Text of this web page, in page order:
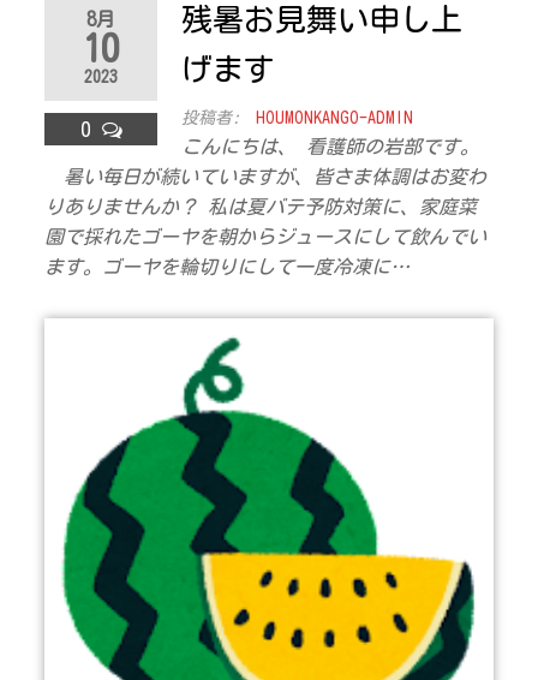
ラ
8月
10
2023
0
残暑お見舞い申し上
げます
投稿者: HOUMONKANGO-ADMIN
こんにちは、 看護師の岩部です。
暑い毎日が続いていますが、皆さま体調はお変わ
りありませんか？ 私は夏バテ予防対策に、家庭菜
園で採れたゴーヤを朝からジュースにして飲んでい
ます。ゴーヤを輪切りにして一度冷凍に…